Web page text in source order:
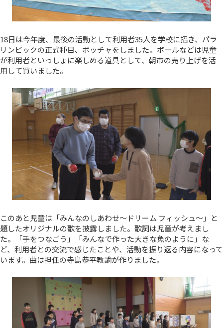
18日は今年度、最後の活動として利用者35人を学校に招き、パラ
リンピックの正式種目、ボッチャをしました。ボールなどは児童
が利用者といっしょに楽しめる道具として、朝市の売り上げを活
用して買いました。
このあと児童は「みんなのしあわせ～ドリーム フィッシュ～」と
題したオリジナルの歌を披露しました。歌詞は児童が考えまし
た。「手をつなごう」「みんなで作った大きな魚のように」な
ど、利用者との交流で感じたことや、活動を振り返る内容になって
います。曲は担任の寺島恭平教諭が作りました。